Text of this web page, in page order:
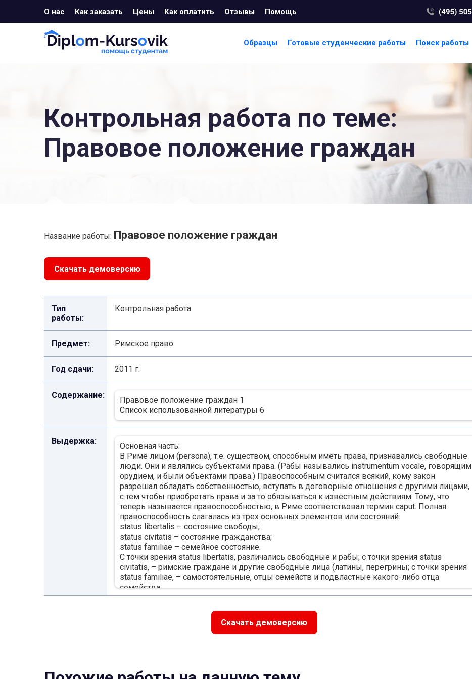
О нас Как заказать Цены Как оплатить Отзывы Помощь
Образцы Готовые студенческие работы Поиск работы
Контрольная работа по теме:
Правовое положение граждан
Название работы: Правовое положение граждан
Скачать демоверсию
Тип
работы:
Контрольная работа
Предмет: Римское право
Год сдачи: 2011 г.
Содержание:
Правовое положение граждан 1
Список использованной литературы 6
Выдержка:
Основная часть:
В Риме лицом (persona), т.е. существом, способным иметь права, признавались свободные
люди. Они и являлись субъектами права. (Рабы назывались instrumentum vocale, говорящим
орудием, и были объектами права.) Правоспособным считался всякий, кому закон
разрешал обладать собственностью, вступать в договорные отношения с другими лицами,
с тем чтобы приобретать права и за то обязываться к известным действиям. Тому, что
теперь называется правоспособностью, в Риме соответствовал термин caput. Полная
правоспособность слагалась из трех основных элементов или состояний:
status libertalis – состояние свободы;
status civitatis – состояние гражданства;
status familiae – семейное состояние.
С точки зрения status libertatis, различались свободные и рабы; с точки зрения status
civitatis, – римские граждане и другие свободные лица (латины, перегрины; с точки зрения
status familiae, – самостоятельные, отцы семейств и подвластные какого-либо отца
семейства.
В целом, в Римском государстве было достигнуто формальное равенство свободных
Ограничение правоспособности выражалось в утрате одного из статусов,
характеризовавших частную правосубъектность (status libertatis, status civitatis, status
статуса свободы. Поскольку только свободный человек мог быть римским гражданином и
Скачать демоверсию